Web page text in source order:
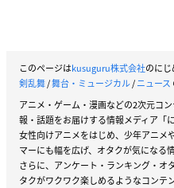
このページはkusuguru株式会社のにじ
剣乱舞/舞台・ミュージカル/ニュース
アニメ・ゲーム・漫画などの2次元コ
報・話題をお届けする情報メディア「
女性向けアニメをはじめ、少年アニメ
マーにも幅を広げ、オタクが気になる
さらに、アンケート・ランキング・オ
タクがワクワク楽しめるようなコンテ